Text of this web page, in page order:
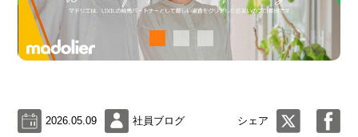
2026.05.09 社員ブログ シェア